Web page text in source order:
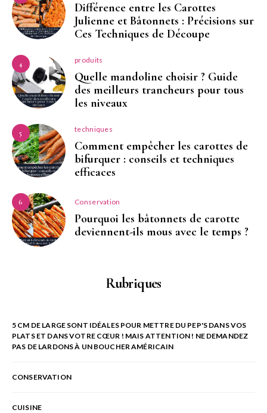
Différence entre les Carottes
Julienne et Bâtonnets : Précisions sur
Ces Techniques de Découpe
4 produits
Quelle mandoline choisir ? Guide
des meilleurs trancheurs pour tous
les niveaux
5 techniques
Comment empêcher les carottes de
bifurquer : conseils et techniques
efficaces
6 Conservation
Pourquoi les bâtonnets de carotte
deviennent-ils mous avec le temps ?
Rubriques
5 CM DE LARGE SONT IDÉALES POUR METTRE DU PEP'S DANS VOS
PLATS ET DANS VOTRE CŒUR ! MAIS ATTENTION ! NE DEMANDEZ
PAS DE LARDONS À UN BOUCHER AMÉRICAIN
CONSERVATION
CUISINE